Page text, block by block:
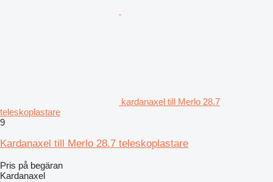
kardanaxel till Merlo 28.7
teleskoplastare
9
Kardanaxel till Merlo 28.7 teleskoplastare
Pris på begäran
Kardanaxel